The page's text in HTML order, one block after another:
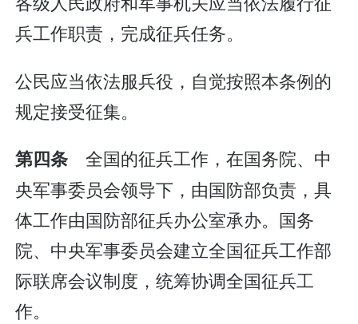
兵工作职责，完成征兵任务。
公民应当依法服兵役，自觉按照本条例的
规定接受征集。
第四条 全国的征兵工作，在国务院、中
央军事委员会领导下，由国防部负责，具
体工作由国防部征兵办公室承办。国务
院、中央军事委员会建立全国征兵工作部
际联席会议制度，统筹协调全国征兵工
作。